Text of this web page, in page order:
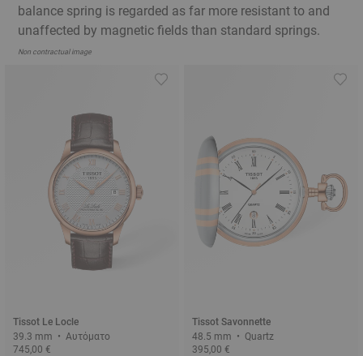
balance spring is regarded as far more resistant to and
unaffected by magnetic fields than standard springs.
Non contractual image
Tissot Le Locle
39.3 mm • Αυτόματο
745,00 €
Tissot Savonnette
48.5 mm • Quartz
395,00 €